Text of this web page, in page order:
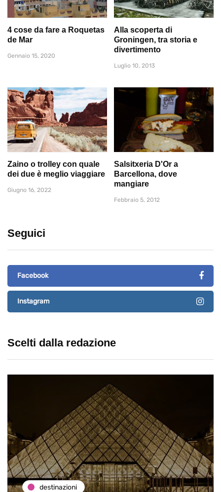
4 cose da fare a Roquetas
de Mar
Gennaio 15, 2020
Alla scoperta di
Groningen, tra storia e
divertimento
Luglio 10, 2013
Zaino o trolley con quale
dei due è meglio viaggiare
Giugno 16, 2022
Salsitxeria D'Or a
Barcellona, dove
mangiare
Febbraio 5, 2012
Seguici
Facebook
Instagram
Scelti dalla redazione
destinazioni